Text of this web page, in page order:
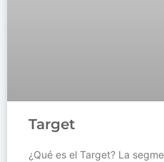
Target
¿Qué es el Target? La